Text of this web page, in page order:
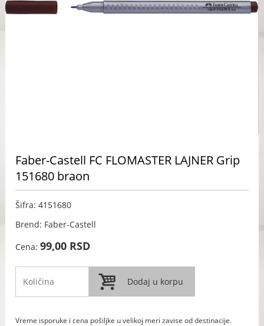
Faber-Castell FC FLOMASTER LAJNER Grip
151680 braon
Šifra: 4151680
Brend: Faber-Castell
Cena:99,00 RSD
Vreme isporuke i cena pošiljke u velikoj meri zavise od destinacije.